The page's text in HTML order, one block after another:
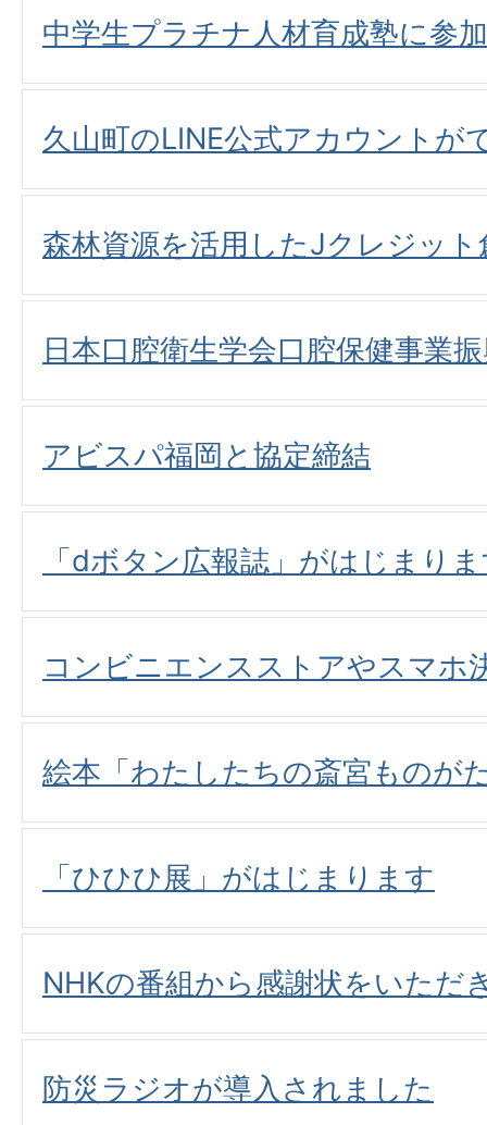
中学生プラチナ人材育成塾に参
久山町のLINE公式アカウントが
森林資源を活用したJクレジット
日本口腔衛生学会口腔保健事業
アビスパ福岡と協定締結
「dボタン広報誌」がはじまり
コンビニエンスストアやスマホ
絵本「わたしたちの斎宮ものが
「ひひひ展」がはじまります
NHKの番組から感謝状をいただ
防災ラジオが導入されました